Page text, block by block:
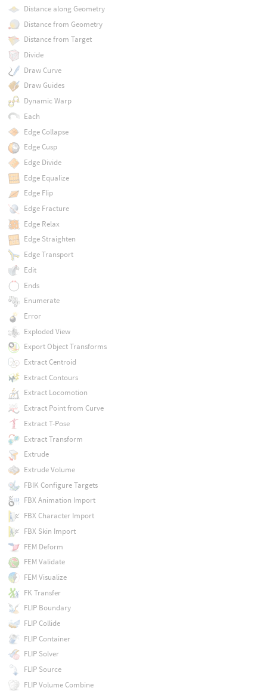
Distance along Geometry
Distance from Geometry
Distance from Target
Divide
Draw Curve
Draw Guides
Dynamic Warp
Each
Edge Collapse
Edge Cusp
Edge Divide
Edge Equalize
Edge Flip
Edge Fracture
Edge Relax
Edge Straighten
Edge Transport
Edit
Ends
Enumerate
Error
Exploded View
Export Object Transforms
Extract Centroid
Extract Contours
Extract Locomotion
Extract Point from Curve
Extract T-Pose
Extract Transform
Extrude
Extrude Volume
FBIK Configure Targets
FBX Animation Import
FBX Character Import
FBX Skin Import
FEM Deform
FEM Validate
FEM Visualize
FK Transfer
FLIP Boundary
FLIP Collide
FLIP Container
FLIP Solver
FLIP Source
FLIP Volume Combine